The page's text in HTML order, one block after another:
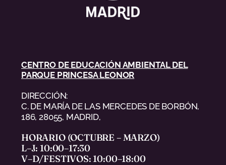
CENTRO DE EDUCACIÓN AMBIENTAL DEL
PARQUE PRINCESA LEONOR
DIRECCIÓN:
C. DE MARÍA DE LAS MERCEDES DE BORBÓN,
186, 28055, MADRID,
HORARIO (OCTUBRE – MARZO)
L–J: 10:00–17:30
V–D/FESTIVOS: 10:00–18:00